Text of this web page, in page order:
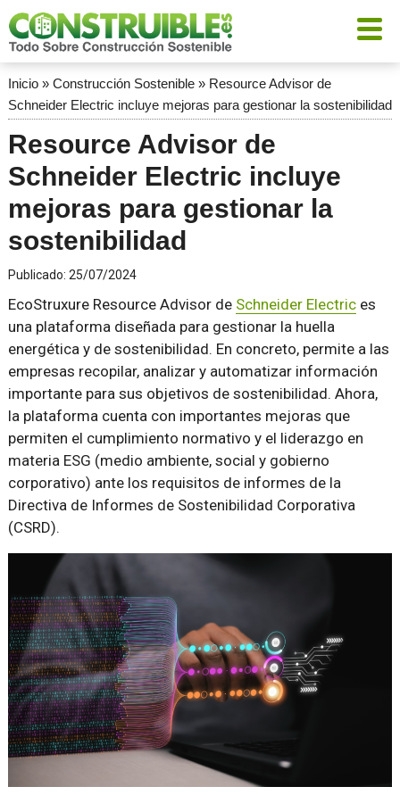
Inicio» Construcción Sostenible» Resource Advisor de
Schneider Electric incluye mejoras para gestionar la sostenibilidad
Resource Advisor de
Schneider Electric incluye
mejoras para gestionar la
sostenibilidad
Publicado: 25/07/2024
EcoStruxure Resource Advisor de Schneider Electrices
una plataforma diseñada para gestionar la huella
energética y de sostenibilidad. En concreto, permite a las
empresas recopilar, analizar y automatizar información
importante para sus objetivos de sostenibilidad. Ahora,
la plataforma cuenta con importantes mejoras que
permiten el cumplimiento normativo y el liderazgo en
materia ESG (medio ambiente, social y gobierno
corporativo) ante los requisitos de informes de la
Directiva de Informes de Sostenibilidad Corporativa
(CSRD).